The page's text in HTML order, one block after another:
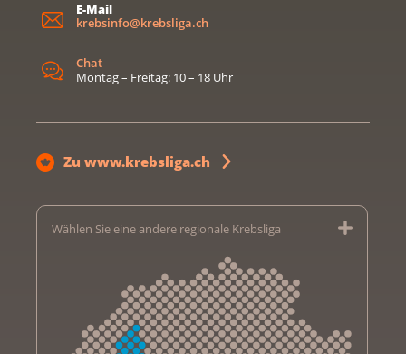
E-Mail
krebsinfo@krebsliga.ch
Chat
Montag – Freitag: 10 – 18 Uhr
Zu www.krebsliga.ch
Wählen Sie eine andere regionale Krebsliga